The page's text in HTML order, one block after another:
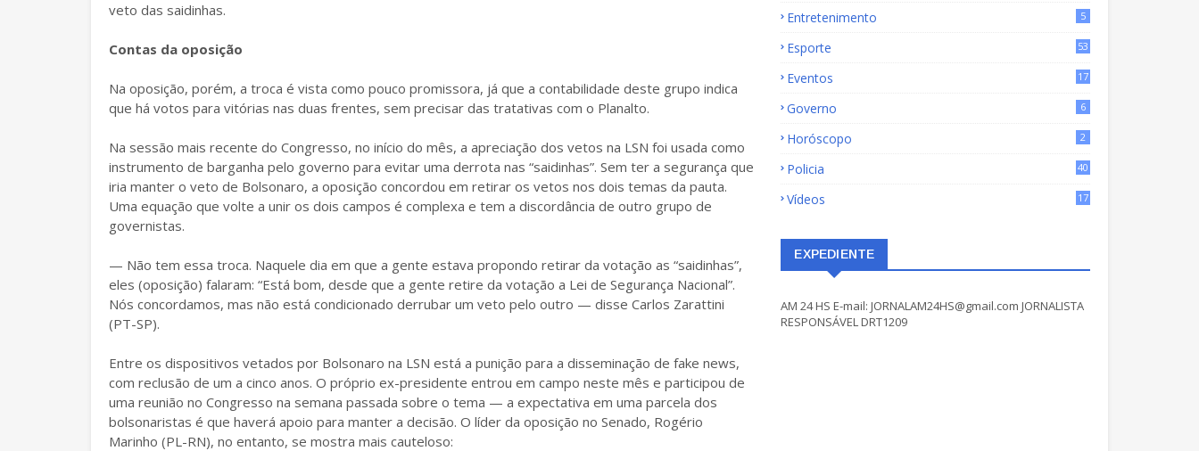
veto das saidinhas.
Contas da oposição
Na oposição, porém, a troca é vista como pouco promissora, já que a contabilidade deste grupo indica
que há votos para vitórias nas duas frentes, sem precisar das tratativas com o Planalto.
Na sessão mais recente do Congresso, no início do mês, a apreciação dos vetos na LSN foi usada como
instrumento de barganha pelo governo para evitar uma derrota nas “saidinhas”. Sem ter a segurança que
iria manter o veto de Bolsonaro, a oposição concordou em retirar os vetos nos dois temas da pauta.
Uma equação que volte a unir os dois campos é complexa e tem a discordância de outro grupo de
governistas.
— Não tem essa troca. Naquele dia em que a gente estava propondo retirar da votação as “saidinhas”,
eles (oposição) falaram: “Está bom, desde que a gente retire da votação a Lei de Segurança Nacional”.
Nós concordamos, mas não está condicionado derrubar um veto pelo outro — disse Carlos Zarattini
(PT-SP).
Entre os dispositivos vetados por Bolsonaro na LSN está a punição para a disseminação de fake news,
com reclusão de um a cinco anos. O próprio ex-presidente entrou em campo neste mês e participou de
uma reunião no Congresso na semana passada sobre o tema — a expectativa em uma parcela dos
bolsonaristas é que haverá apoio para manter a decisão. O líder da oposição no Senado, Rogério
Marinho (PL-RN), no entanto, se mostra mais cauteloso:
Entretenimento 5
Esporte 53
Eventos 17
Governo 6
Horóscopo 2
Policia 40
Vídeos 17
EXPEDIENTE
AM 24 HS E-mail: JORNALAM24HS@gmail.com JORNALISTA
RESPONSÁVEL DRT1209